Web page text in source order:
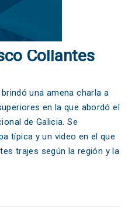
Collantes
una amena charla a
en la que abordó el
de Galicia. Se
típica y un video en el que
trajes según la región y la